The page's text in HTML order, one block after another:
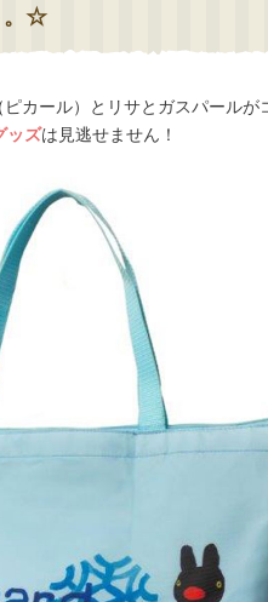
。☆
ピカール）とリサとガスパールが
ッズは見逃せません！